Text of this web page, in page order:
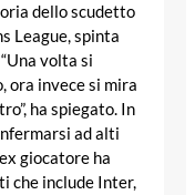
dello scudetto
League, spinta
volta si
ora invece si mira
ha spiegato. In
ad alti
giocatore ha
che include Inter,